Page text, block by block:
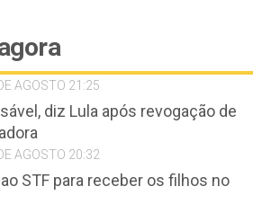
AGOSTO 21:25
diz Lula após revogação de
AGOSTO 20:32
STF para receber os filhos no